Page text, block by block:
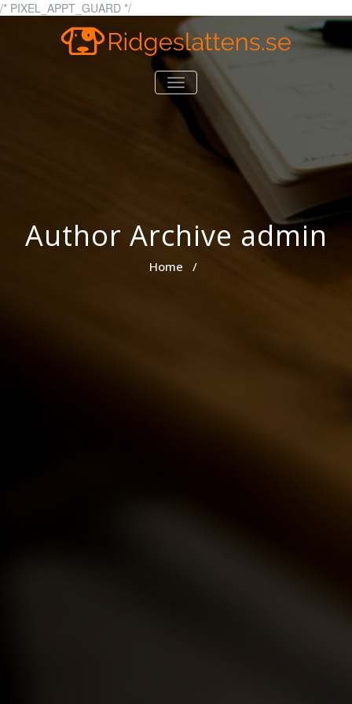
/* PIXEL_APPT_GUARD */Skip
content
ridgeslattens.seTips och information om
hundar
TOGGLE
NAVIGATION
Author Archive admin
Home /